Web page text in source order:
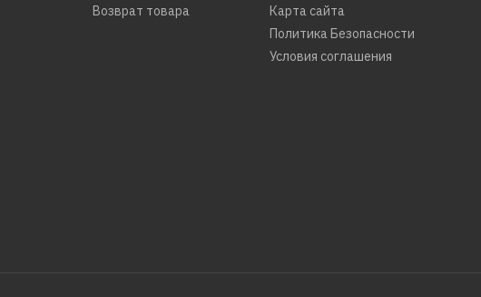
Возврат товара
Карта сайта
Политика Безопасности
Условия соглашения